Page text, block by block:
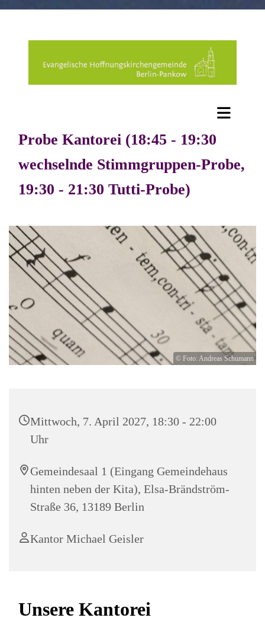
Probe Kantorei (18:45 - 19:30
wechselnde Stimmgruppen-Probe,
19:30 - 21:30 Tutti-Probe)
© Foto: Andreas Schumann
Mittwoch, 7. April 2027, 18:30 - 22:00
Uhr
Gemeindesaal 1 (Eingang Gemeindehaus
hinten neben der Kita), Elsa-Brändström-
Straße 36, 13189 Berlin
Kantor Michael Geisler
Unsere Kantorei